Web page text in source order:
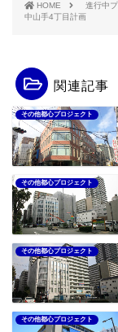
HOME 進行中
中山手4丁目計画
関連記事
その他都心プロジェクト
その他都心プロジェクト
その他都心プロジェクト
その他都心プロジェクト